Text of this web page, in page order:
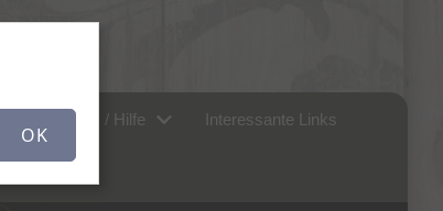
FAQ / Hilfe Interessante Links
OK